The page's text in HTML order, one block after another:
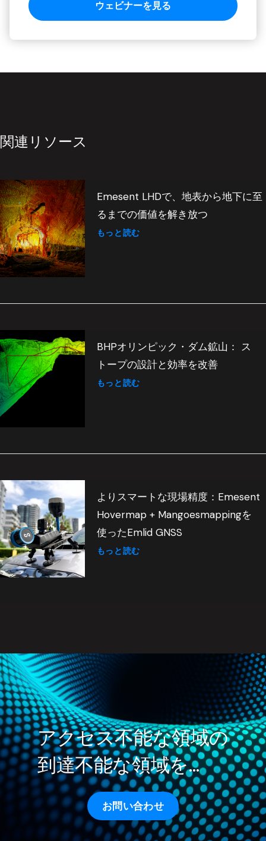
関連リソース
Emesent LHDで、地表から地下に至
るまでの価値を解き放つ
もっと読む
BHPオリンピック・ダム鉱山： ス
トープの設計と効率を改善
もっと読む
よりスマートな現場精度：Emesent
Hovermap + Mangoesmappingを
使ったEmlid GNSS
もっと読む
アクセス不能な領域の
到達不能な領域を…
お問い合わせ